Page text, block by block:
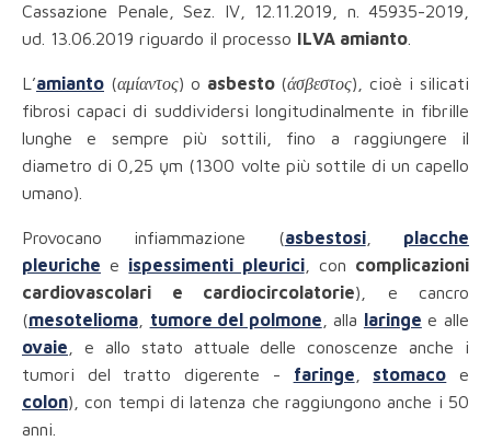
Cassazione Penale, Sez. IV, 12.11.2019, n. 45935-2019,
ud. 13.06.2019 riguardo il processo ILVA amianto
L’amianto (αμίαντος) o asbesto(άσβεστος), cioè i silicati
fibrosi capaci di suddividersi longitudinalmente in fibrille
lunghe e sempre più sottili, fino a raggiungere il
diametro di 0,25 ųm (1300 volte più sottile di un capello
umano).
Provocano infiammazione (asbestosi, placche
pleuriche e ispessimenti pleurici, con complicazioni
cardiovascolari e cardiocircolatorie), e cancro
(mesotelioma tumore del polmone , alla laringe e alle
ovaie , e allo stato attuale delle conoscenze anche i
tumori del tratto digerente - faringe stomaco e
colon), con tempi di latenza che raggiungono anche i 50
anni.